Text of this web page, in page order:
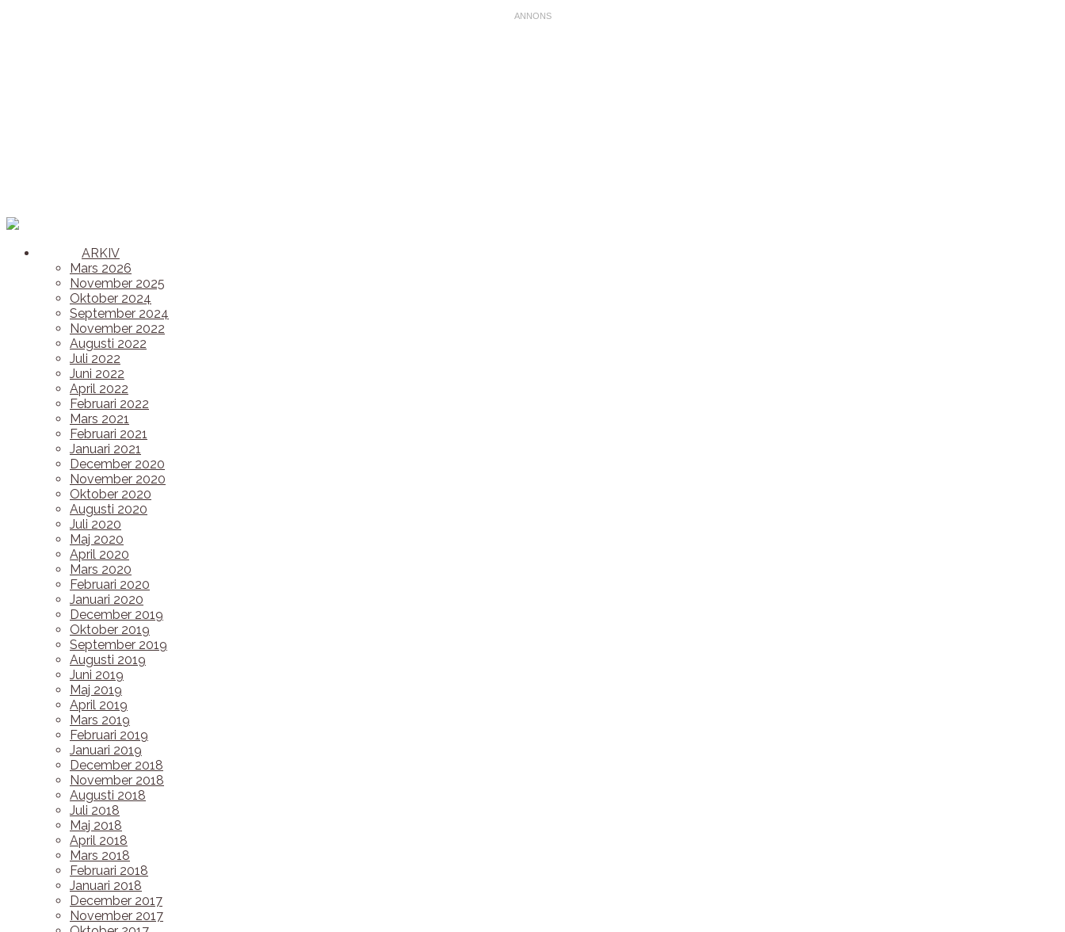
ARKIV
Mars 2026
November 2025
Oktober 2024
September 2024
November 2022
Augusti 2022
Juli 2022
Juni 2022
April 2022
Februari 2022
Mars 2021
Februari 2021
Januari 2021
December 2020
November 2020
Oktober 2020
Augusti 2020
Juli 2020
Maj 2020
April 2020
Mars 2020
Februari 2020
Januari 2020
December 2019
Oktober 2019
September 2019
Augusti 2019
Juni 2019
Maj 2019
April 2019
Mars 2019
Februari 2019
Januari 2019
December 2018
November 2018
Augusti 2018
Juli 2018
Maj 2018
April 2018
Mars 2018
Februari 2018
Januari 2018
December 2017
November 2017